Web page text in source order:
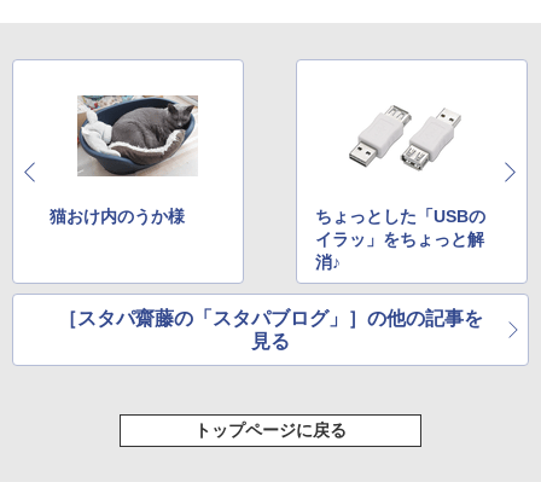
猫おけ内のうか様
ちょっとした「USBの
イラッ」をちょっと解
消♪
［スタパ齋藤の「スタパブログ」］の他の記事を
見る
トップページに戻る